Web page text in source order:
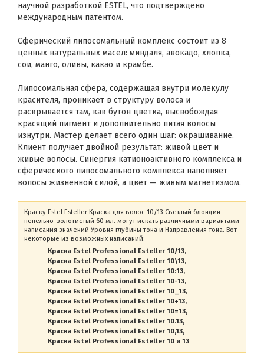
научной разработкой ESTEL, что подтверждено
международным патентом.
Сферический липосомальный комплекс состоит из 8
ценных натуральных масел: миндаля, авокадо, хлопка,
сои, манго, оливы, какао и крамбе.
Липосомальная сфера, содержащая внутри молекулу
красителя, проникает в структуру волоса и
раскрывается там, как бутон цветка, высвобождая
красящий пигмент и дополнительно питая волосы
изнутри. Мастер делает всего один шаг: окрашивание.
Клиент получает двойной результат: живой цвет и
живые волосы. Синергия катионоактивного комплекса и
сферического липосомального комплекса наполняет
волосы жизненной силой, а цвет — живым магнетизмом.
Краску Estel Esteller Краска для волос 10/13 Светлый блондин
пепельно-золотистый 60 мл. могут искать различными вариантами
написания значений Уровня глубины тона и Направления тона. Вот
некоторые из возможных написаний:
Краска Estel Professional Esteller 10/13
Краска Estel Professional Esteller 10\13
Краска Estel Professional Esteller 10:13
Краска Estel Professional Esteller 10-13
Краска Estel Professional Esteller 10_13
Краска Estel Professional Esteller 10+13
Краска Estel Professional Esteller 10=13
Краска Estel Professional Esteller 10.13
Краска Estel Professional Esteller 10,13
Краска Estel Professional Esteller 10 и 13